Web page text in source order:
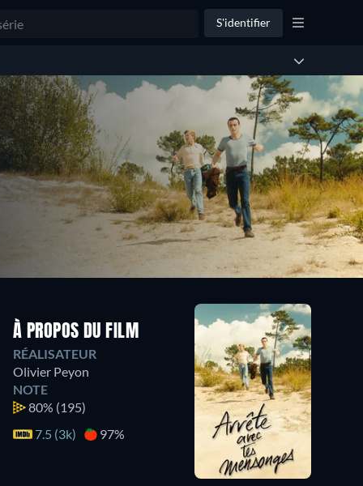
S'identifier
À PROPOS DU FILM
RÉALISATEUR
Olivier Peyon
NOTE
80% (195)
7.5 (3k)
97%